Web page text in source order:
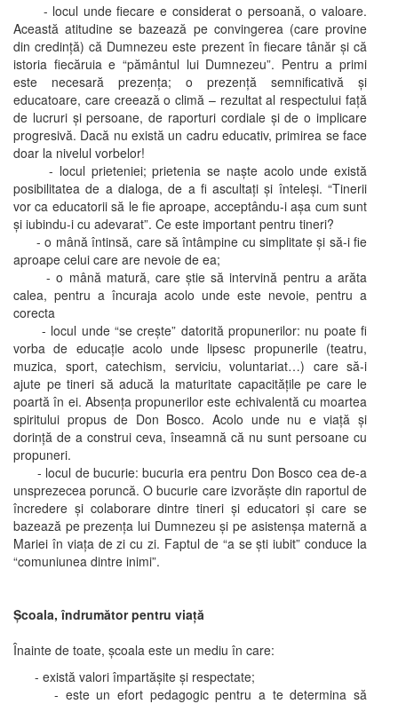
- locul unde fiecare e considerat o persoană, o valoare.
Această atitudine se bazează pe convingerea (care provine
din credinţă) că Dumnezeu este prezent în fiecare tânăr şi că
istoria fiecăruia e “pământul lui Dumnezeu”. Pentru a primi
este necesară prezenţa; o prezenţă semnificativă şi
educatoare, care creează o climă – rezultat al respectului faţă
de lucruri şi persoane, de raporturi cordiale şi de o implicare
progresivă. Dacă nu există un cadru educativ, primirea se face
doar la nivelul vorbelor!
- locul prieteniei; prietenia se naşte acolo unde există
posibilitatea de a dialoga, de a fi ascultaţi şi înteleşi. “Tinerii
vor ca educatorii să le fie aproape, acceptându-i aşa cum sunt
şi iubindu-i cu adevarat”. Ce este important pentru tineri?
- o mână întinsă, care să întâmpine cu simplitate şi să-i fie
aproape celui care are nevoie de ea;
- o mână matură, care ştie să intervină pentru a arăta
calea, pentru a încuraja acolo unde este nevoie, pentru a
corecta
- locul unde “se creşte” datorită propunerilor: nu poate fi
vorba de educaţie acolo unde lipsesc propunerile (teatru,
muzica, sport, catechism, serviciu, voluntariat…) care să-i
ajute pe tineri să aducă la maturitate capacităţile pe care le
poartă în ei. Absenţa propunerilor este echivalentă cu moartea
spiritului propus de Don Bosco. Acolo unde nu e viaţă şi
dorinţă de a construi ceva, înseamnă că nu sunt persoane cu
propuneri.
- locul de bucurie: bucuria era pentru Don Bosco cea de-a
unsprezecea poruncă. O bucurie care izvorăşte din raportul de
încredere şi colaborare dintre tineri şi educatori şi care se
bazează pe prezenţa lui Dumnezeu şi pe asistenşa maternă a
Mariei în viaţa de zi cu zi. Faptul de “a se şti iubit” conduce la
“comuniunea dintre inimi”.
Şcoala, îndrumător pentru viaţă
Înainte de toate, şcoala este un mediu în care:
- există valori împartăşite şi respectate;
- este un efort pedagogic pentru a te determina să